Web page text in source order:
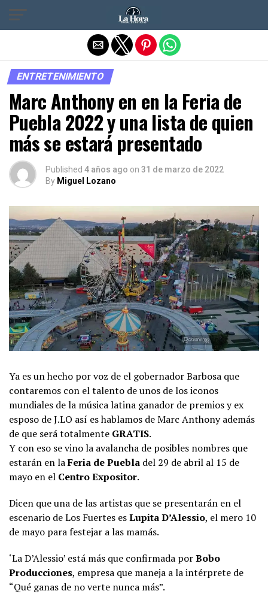
ENTRETENIMIENTO
Marc Anthony en en la Feria de
Puebla 2022 y una lista de quien
más se estará presentado
Published 4 años ago on 31 de marzo de 2022
By Miguel Lozano
Ya es un hecho por voz de el gobernador Barbosa que
contaremos con el talento de unos de los iconos
mundiales de la música latina ganador de premios y ex
esposo de J.LO así es hablamos de Marc Anthony además
de que será totalmente GRATIS.
Y con eso se vino la avalancha de posibles nombres que
estarán en laFeria de Puebla del 29 de abril al 15 de
mayo en el Centro Expositor.
Dicen que una de las artistas que se presentarán en el
escenario de Los Fuertes esLupita D’Alessio, el mero 10
de mayo para festejar a las mamás.
‘La D’Alessio’ está más que confirmada porBobo
Producciones, empresa que maneja a la intérprete de
“Qué ganas de no verte nunca más”.
Salir de la versión móvil